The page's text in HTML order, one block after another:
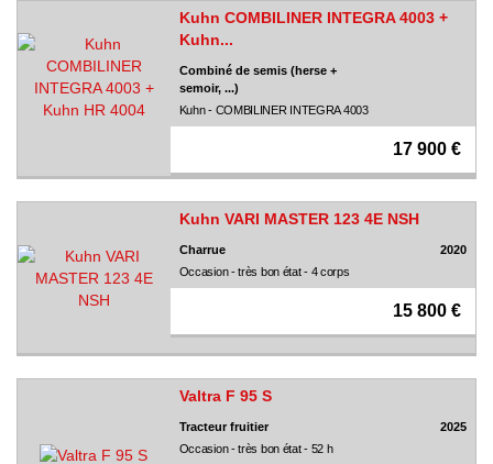
Kuhn COMBILINER INTEGRA 4003 +
Kuhn...
Combiné de semis (herse +
semoir, ...)
Kuhn - COMBILINER INTEGRA 4003
17 900 €
Kuhn VARI MASTER 123 4E NSH
Charrue
2020
Occasion - très bon état - 4 corps
15 800 €
Valtra F 95 S
Tracteur fruitier
2025
Occasion - très bon état - 52 h